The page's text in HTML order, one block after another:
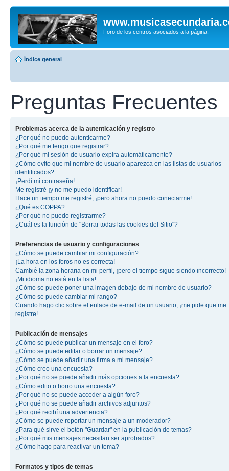
Foro de los centros asociados a la página.
Índice general
Preguntas Frecuentes
Problemas acerca de la autenticación y registro
¿Por qué no puedo autenticarme?
¿Por qué me tengo que registrar?
¿Por qué mi sesión de usuario expira automáticamente?
¿Cómo evito que mi nombre de usuario aparezca en las listas de usuarios
identificados?
¡Perdí mi contraseña!
Me registré ¡y no me puedo identificar!
Hace un tiempo me registré, ¡pero ahora no puedo conectarme!
¿Qué es COPPA?
¿Por qué no puedo registrarme?
¿Cuál es la función de "Borrar todas las cookies del Sitio"?
Preferencias de usuario y configuraciones
¿Cómo se puede cambiar mi configuración?
¡La hora en los foros no es correcta!
Cambié la zona horaria en mi perfil, ¡pero el tiempo sigue siendo incorrecto!
¡Mi idioma no está en la lista!
¿Cómo se puede poner una imagen debajo de mi nombre de usuario?
¿Cómo se puede cambiar mi rango?
Cuando hago clic sobre el enlace de e-mail de un usuario, ¡me pide que me
registre!
Publicación de mensajes
¿Cómo se puede publicar un mensaje en el foro?
¿Cómo se puede editar o borrar un mensaje?
¿Cómo se puede añadir una firma a mi mensaje?
¿Cómo creo una encuesta?
¿Por qué no se puede añadir más opciones a la encuesta?
¿Cómo edito o borro una encuesta?
¿Por qué no se puede acceder a algún foro?
¿Por qué no se puede añadir archivos adjuntos?
¿Por qué recibí una advertencia?
¿Cómo se puede reportar un mensaje a un moderador?
¿Para qué sirve el botón "Guardar" en la publicación de temas?
¿Por qué mis mensajes necesitan ser aprobados?
¿Cómo hago para reactivar un tema?
Formatos y tipos de temas